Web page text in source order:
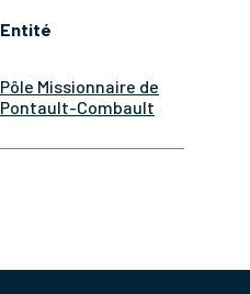
Entité
Pôle Missionnaire de
Pontault-Combault